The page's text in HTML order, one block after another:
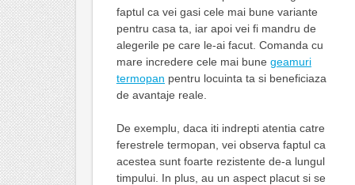
faptul ca vei gasi cele mai bune variante
pentru casa ta, iar apoi vei fi mandru de
alegerile pe care le-ai facut. Comanda cu
mare incredere cele mai bune geamuri
termopan pentru locuinta ta si beneficiaza
de avantaje reale.
De exemplu, daca iti indrepti atentia catre
ferestrele termopan, vei observa faptul ca
acestea sunt foarte rezistente de-a lungul
timpului. In plus, au un aspect placut si se